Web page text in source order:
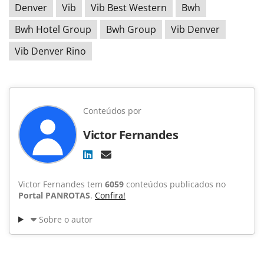
Denver Vib Vib Best Western
Bwh
Bwh Hotel Group
Bwh Group
Vib Denver
Vib Denver Rino
Conteúdos por
Victor Fernandes
Victor Fernandes tem 6059 conteúdos publicados no
Portal PANROTAS. Confira!
Sobre o autor